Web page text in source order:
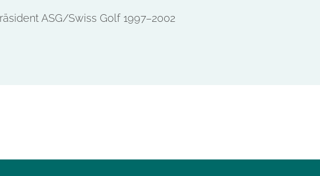
ASG/Swiss Golf 1997–2002